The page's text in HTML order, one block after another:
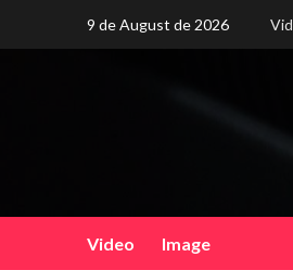
9 de August de 2026
Video Image